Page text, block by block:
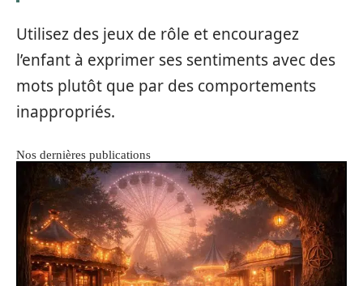
Utilisez des jeux de rôle et encouragez
l’enfant à exprimer ses sentiments avec des
mots plutôt que par des comportements
inappropriés.
Nos dernières publications